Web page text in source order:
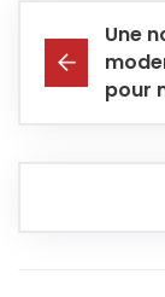
Une
pour